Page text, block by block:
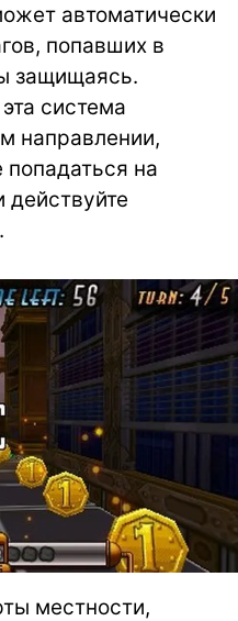
автоматически
попавших в
защищаясь.
система
направлении,
попадаться на
действуйте
местности,